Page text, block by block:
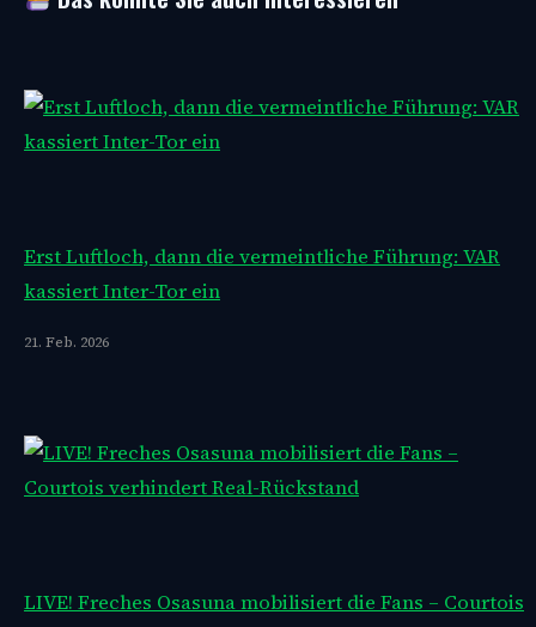
Erst Luftloch, dann die vermeintliche Führung: VAR
kassiert Inter-Tor ein
21. Feb. 2026
LIVE! Freches Osasuna mobilisiert die Fans – Courtois